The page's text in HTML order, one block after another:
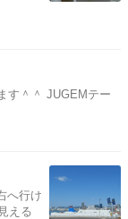
す＾＾ JUGEMテー
へ行け
える